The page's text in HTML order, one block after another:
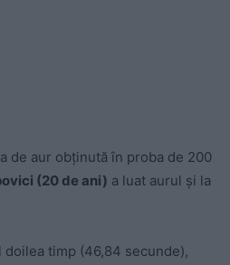
de aur obținută în proba de 200
(20 de ani) a luat aurul și la
timp (46,84 secunde),